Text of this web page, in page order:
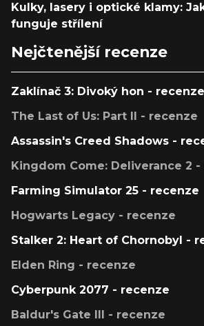
Kulky, lasery i optické klamy:
funguje střílení
Nejčtenější recenze
Zaklínač 3: Divoký hon - recenze
The Last of Us: Part II - recenze
Assassin's Creed Shadows -
Kingdom Come: Deliverance 2
Farming Simulator 25 - recenze
Hogwarts Legacy - recenze
Stalker 2: Heart of Chornobyl -
Elden Ring - recenze
Cyberpunk 2077 - recenze
Baldur's Gate III - recenze